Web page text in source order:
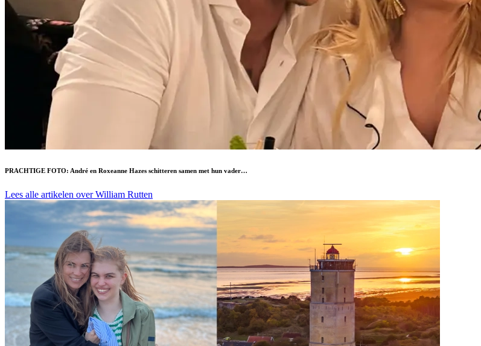
PRACHTIGE FOTO: André en Roxeanne Hazes schitteren samen met hun vader…
Lees alle artikelen over William Rutten